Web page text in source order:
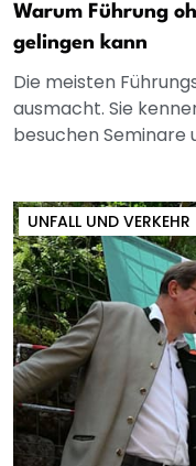
Warum Führung
gelingen kann
Die meisten
ausmacht. Sie
besuchen Seminare
UNFALL UND VERKEHR